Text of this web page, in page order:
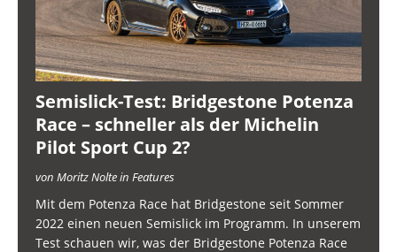
Semislick-Test: Bridgestone Potenza
Race – schneller als der Michelin
Pilot Sport Cup 2?
von Moritz Nolte in Features
Mit dem Potenza Race hat Bridgestone seit Sommer
2022 einen neuen Semislick im Programm. In unserem
Test schauen wir, was der Bridgestone Potenza Race